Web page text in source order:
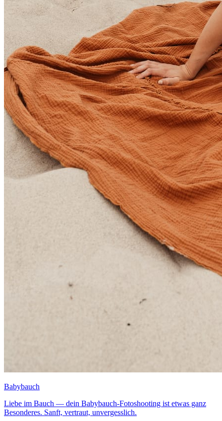
Babybauch
Liebe im Bauch — dein Babybauch-Fotoshooting ist etwas ganz
Besonderes. Sanft, vertraut, unvergesslich.